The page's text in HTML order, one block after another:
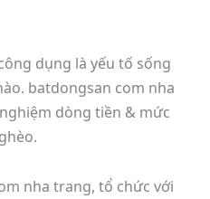
dụng là yếu tố sống
batdongsan com nha
dòng tiền & mức
nha trang, tổ chức với